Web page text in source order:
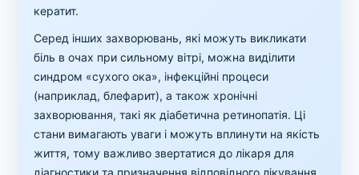
кератит.
Серед інших захворювань, які можуть викликати
біль в очах при сильному вітрі, можна виділити
синдром «сухого ока», інфекційні процеси
(наприклад, блефарит), а також хронічні
захворювання, такі як діабетична ретинопатія. Ці
стани вимагають уваги і можуть вплинути на якість
життя, тому важливо звертатися до лікаря для